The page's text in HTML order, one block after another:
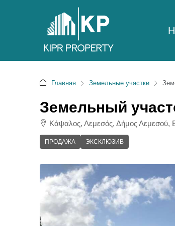
Главная Земельные участки
Земельный
Κάψαλος, Λεμεσός, Δήμος Λεμεσού,
ПРОДАЖА ЭКСКЛЮЗИВ